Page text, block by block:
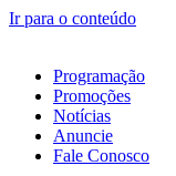
Ir para o conteúdo
Programação
Promoções
Notícias
Anuncie
Fale Conosco